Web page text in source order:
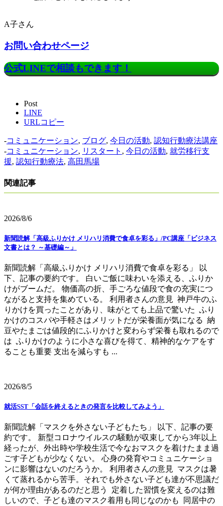
A子さん
お問い合わせページ
公式LINEで相談もできます！
Post
LINE
URLコピー
-コミュニケーション, ブログ, 今日の活動, 認知行動療法講座
-コミュニケーション, リスタート , 今日の活動, 就労移行支
援, 認知行動療法, 高田馬場
関連記事
2026/8/6
新聞読解「高級ふりかけ メリハリ消費で食卓を彩る」/PC講座「ビジネス
文書とは？ ～基礎編～」
新聞読解「高級ふりかけ メリハリ消費で食卓を彩る」 以
下、記事の要約です。 白いご飯に味わいを添える、ふりか
けがブームだ。 物価高の折、手ごろな値段で食の充実につ
ながると支持を集めている。 利用者さんの意見 神戸牛のふ
りかけを買ったことがあり、味がとても上品で驚いた ふり
かけのコスパや手軽さはメリットだが栄養面が気になる 納
豆やたまごは値段的にふりかけと変わらず栄養も取れるので
は ふりかけのように小さな喜びを得て、精神的なケアをす
ることも重要 支出を減らすも ...
2026/8/5
就活SST「会話を終えるときの発言を比較してみよう」
新聞読解「マスクを外さない子どもたち」 以下、記事の要
約です。 新型コロナウイルスの騒動が収束してから3年以上
経ったが、外出時や学校生活で今なおマスクを着けたまま過
ごす子どもが少なくない。 心身の発育やコミュニケーショ
ンに影響はないのだろうか。 利用者さんの意見 マスクは暑
くて蒸れるから苦手。それでも外さない子ども達が不思議だ
が何か理由があるのだと思う 定着した習慣を変えるのは難
しいので、子ども達のマスク着用も同じなのかも 同居中の